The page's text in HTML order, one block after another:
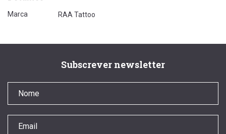
Marca RAA Tattoo
Subscrever newsletter